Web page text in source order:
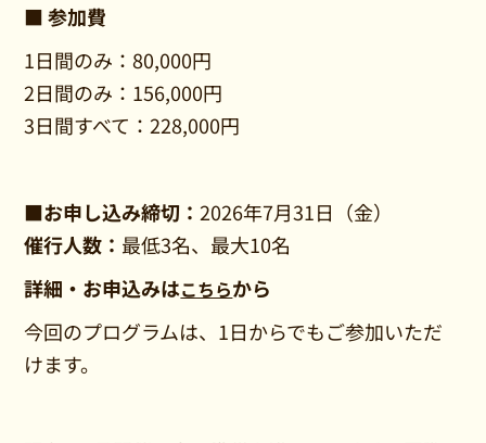
■ 参加費
1日間のみ：80,000円
2日間のみ：156,000円
3日間すべて：228,000円
■お申し込み締切： 2026年7月31日（金）
催行人数： 最低3名、最大10名
詳細・お申込みはこちらから
今回のプログラムは、1日からでもご参加いただ
けます。